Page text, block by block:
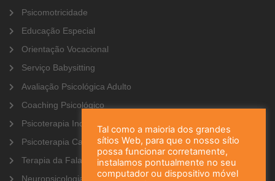
Psicomotricidade
Educação Especial
Orientação Vocacional
Serviço Babysitting
Avaliação Psicológica Adulto
Coaching Psicológico
Psicoterapia Individual
Psicoterapia Casal
Terapia da Fala
Neuropsicologia
Tal como a maioria dos grandes
sítios Web, para que o nosso sítio
possa funcionar corretamente,
instalamos pontualmente no seu
computador ou dispositivo móvel